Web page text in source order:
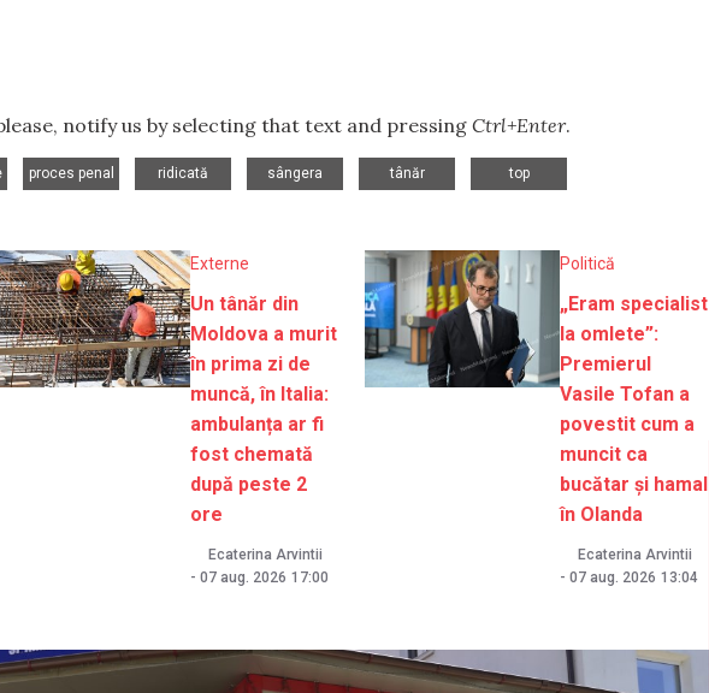
notify us by selecting that text and pressing Ctrl+Enter.
proces penal
ridicată
sângera
tânăr
top
Externe
Un tânăr din
Moldova a murit
în prima zi de
muncă, în Italia:
ambulanța ar fi
fost chemată
după peste 2
ore
Ecaterina Arvintii
- 07 aug. 2026 17:00
Politică
„Eram specialist
la omlete”:
Premierul
Vasile Tofan a
povestit cum a
muncit ca
bucătar și hamal
în Olanda
Ecaterina Arvintii
- 07 aug. 2026 13:04